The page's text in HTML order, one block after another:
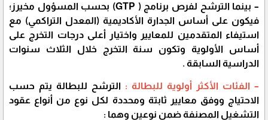
– بينما الترشح لفرص برنامج ( GTP) بحسب المسؤول مخيرز؛
فيكون على أساس الجدارة الأكاديمية (المعدل التراكمي) مع
استيفاء المتقدمين للمعايير واختيار أعلى درجات التخرج على
أساس الأولوية وتكون سنة التخرج خلال الثلاث سنوات
الدراسية السابقة .
– الفئات الأكثر أولوية للبطالة : الترشح للبطالة يتم حسب
الاحتياج ووفق معايير ثابتة ومحددة لكل نوع من أنواع عقود
التشغيل المصنفة ضمن نوعين وهما :